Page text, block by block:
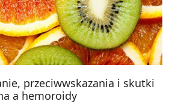
przeciwwskazania i skutki
a hemoroidy